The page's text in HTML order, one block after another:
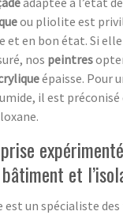
ou pliolite est
et en bon état. Si
nos peintres
épaisse. Pour
il est
et
est un spécialiste des